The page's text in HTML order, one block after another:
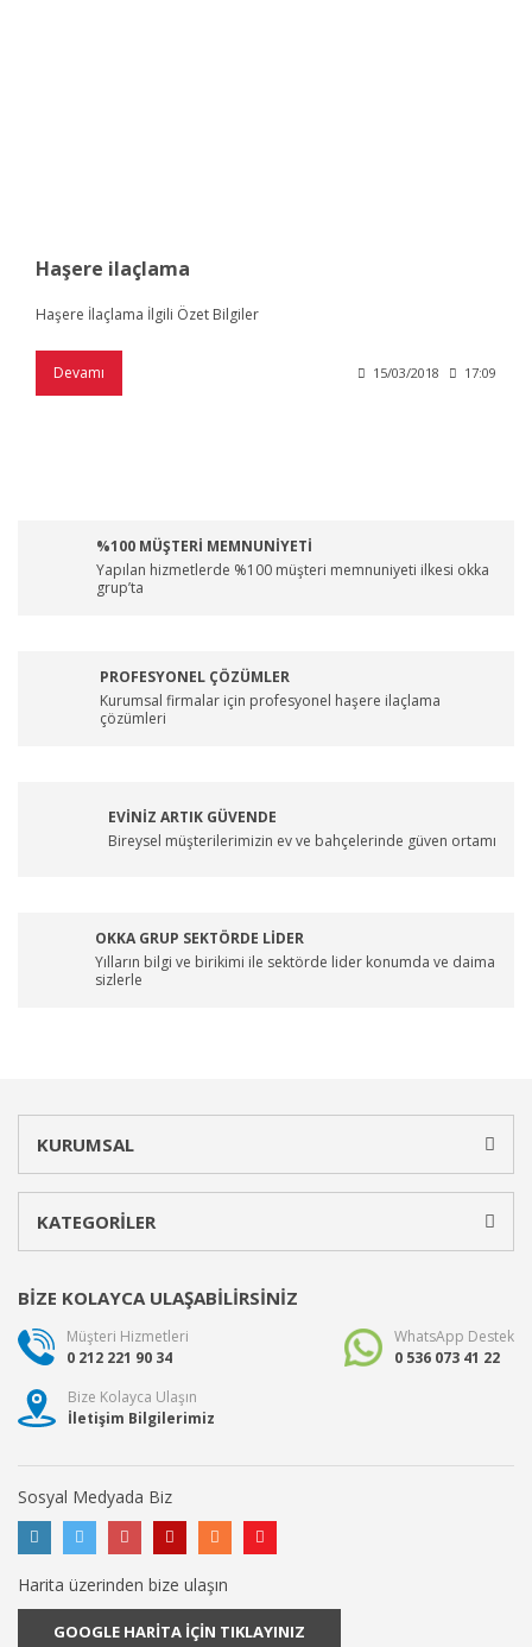
Haşere ilaçlama
Haşere İlaçlama İlgili Özet Bilgiler
Devamı 15/03/2018 17:09
%100 MÜŞTERİ MEMNUNİYETİ
Yapılan hizmetlerde %100 müşteri memnuniyeti ilkesi okka
grup’ta
PROFESYONEL ÇÖZÜMLER
Kurumsal firmalar için profesyonel haşere ilaçlama
çözümleri
EVİNİZ ARTIK GÜVENDE
Bireysel müşterilerimizin ev ve bahçelerinde güven ortamı
OKKA GRUP SEKTÖRDE LİDER
Yılların bilgi ve birikimi ile sektörde lider konumda ve daima
sizlerle
KURUMSAL
KATEGORİLER
BİZE KOLAYCA ULAŞABİLİRSİNİZ
Müşteri Hizmetleri
0 212 221 90 34
WhatsApp Destek
0 536 073 41 22
Bize Kolayca Ulaşın
İletişim Bilgilerimiz
Sosyal Medyada Biz
Harita üzerinden bize ulaşın
GOOGLE HARİTA İÇİN TIKLAYINIZ